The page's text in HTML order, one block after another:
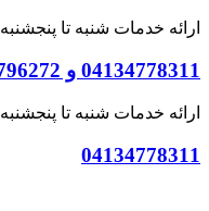
ارائه خدمات شنبه تا پنجشنبه 7:30 الی 13:30
04134778311 و 04134796272
ارائه خدمات شنبه تا پنجشنبه 7:30 تا 14:30
04134778311